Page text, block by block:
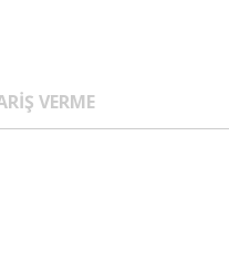
VERME